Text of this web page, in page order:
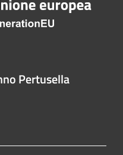
Pertusella